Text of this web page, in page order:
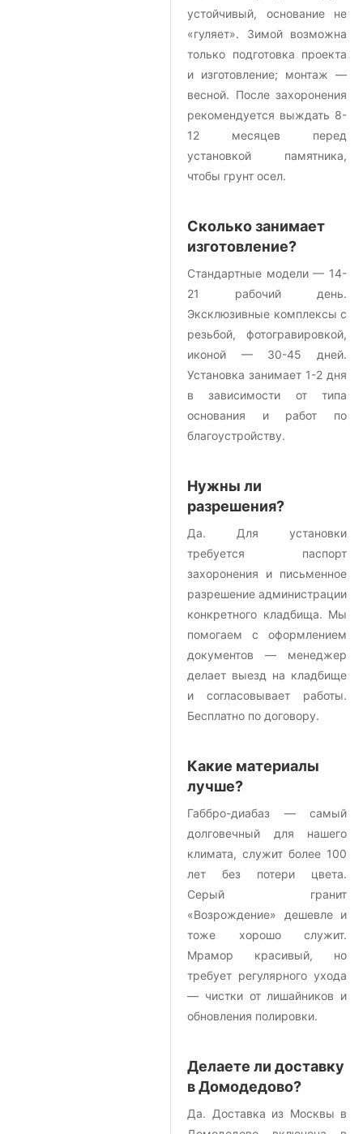
устойчивый, основание не
«гуляет». Зимой возможна
только подготовка проекта
и изготовление; монтаж —
весной. После захоронения
рекомендуется выждать 8-
12 месяцев перед
установкой памятника,
чтобы грунт осел.
Сколько занимает
изготовление?
Стандартные модели — 14-
21 рабочий день.
Эксклюзивные комплексы с
резьбой, фотогравировкой,
иконой — 30-45 дней.
Установка занимает 1-2 дня
в зависимости от типа
основания и работ по
благоустройству.
Нужны ли
разрешения?
Да. Для установки
требуется паспорт
захоронения и письменное
разрешение администрации
конкретного кладбища. Мы
помогаем с оформлением
документов — менеджер
делает выезд на кладбище
и согласовывает работы.
Бесплатно по договору.
Какие материалы
лучше?
Габбро-диабаз — самый
долговечный для нашего
климата, служит более 100
лет без потери цвета.
Серый гранит
«Возрождение» дешевле и
тоже хорошо служит.
Мрамор красивый, но
требует регулярного ухода
— чистки от лишайников и
обновления полировки.
Делаете ли доставку
в Домодедово?
Да. Доставка из Москвы в